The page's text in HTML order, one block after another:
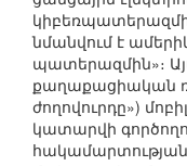
նմանվում է
պատերազմին»։
քաղաքացիական
ժողովուրդը»)
կատարվի